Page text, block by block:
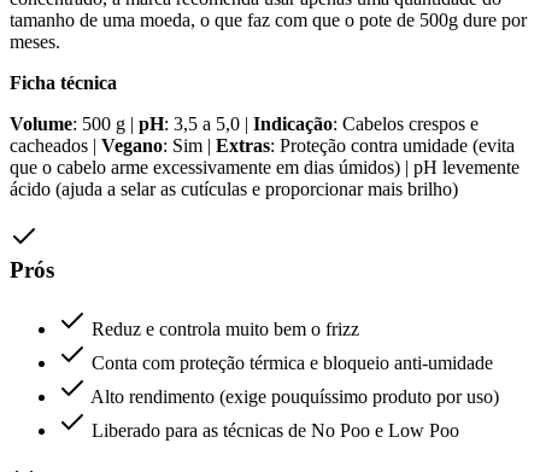
tamanho de uma moeda, o que faz com que o pote de 500g dure por
meses.
Ficha técnica
Volume: 500 g | pH: 3,5 a 5,0 | Indicação: Cabelos crespos e
cacheados | Vegano: Sim | Extras: Proteção contra umidade (evita
que o cabelo arme excessivamente em dias úmidos) | pH levemente
ácido (ajuda a selar as cutículas e proporcionar mais brilho)
Prós
Reduz e controla muito bem o frizz
Conta com proteção térmica e bloqueio anti-umidade
Alto rendimento (exige pouquíssimo produto por uso)
Liberado para as técnicas de No Poo e Low Poo